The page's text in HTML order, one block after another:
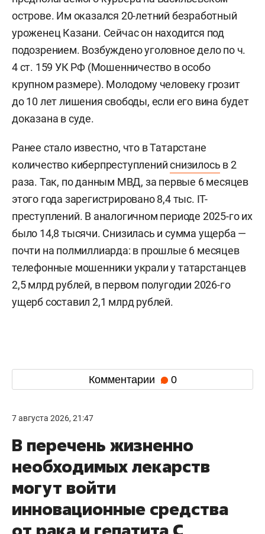
острове. Им оказался 20-летний безработный
уроженец Казани. Сейчас он находится под
подозрением. Возбуждено уголовное дело по ч.
4 ст. 159 УК РФ (Мошенничество в особо
крупном размере). Молодому человеку грозит
до 10 лет лишения свободы, если его вина будет
доказана в суде.
Ранее стало известно, что в Татарстане
количество киберпреступленийснизилось в 2
раза. Так, по данным МВД, за первые 6 месяцев
этого года зарегистрировано 8,4 тыс. IT-
преступлений. В аналогичном периоде 2025-го их
было 14,8 тысячи. Снизилась и сумма ущерба —
почти на полмиллиарда: в прошлые 6 месяцев
телефонные мошенники украли у татарстанцев
2,5 млрд рублей, в первом полугодии 2026-го
ущерб составил 2,1 млрд рублей.
Комментарии 0
7 августа 2026, 21:47
В перечень жизненно
необходимых лекарств
могут войти
инновационные средства